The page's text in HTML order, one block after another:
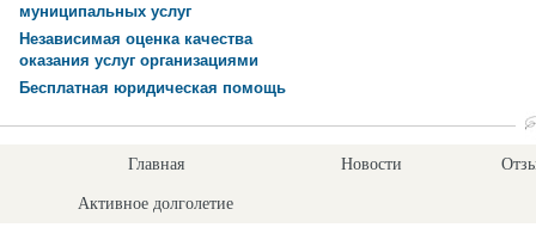
муниципальных услуг
Независимая оценка качества
оказания услуг организациями
Бесплатная юридическая помощь
Главная Новости
Активное долголетие